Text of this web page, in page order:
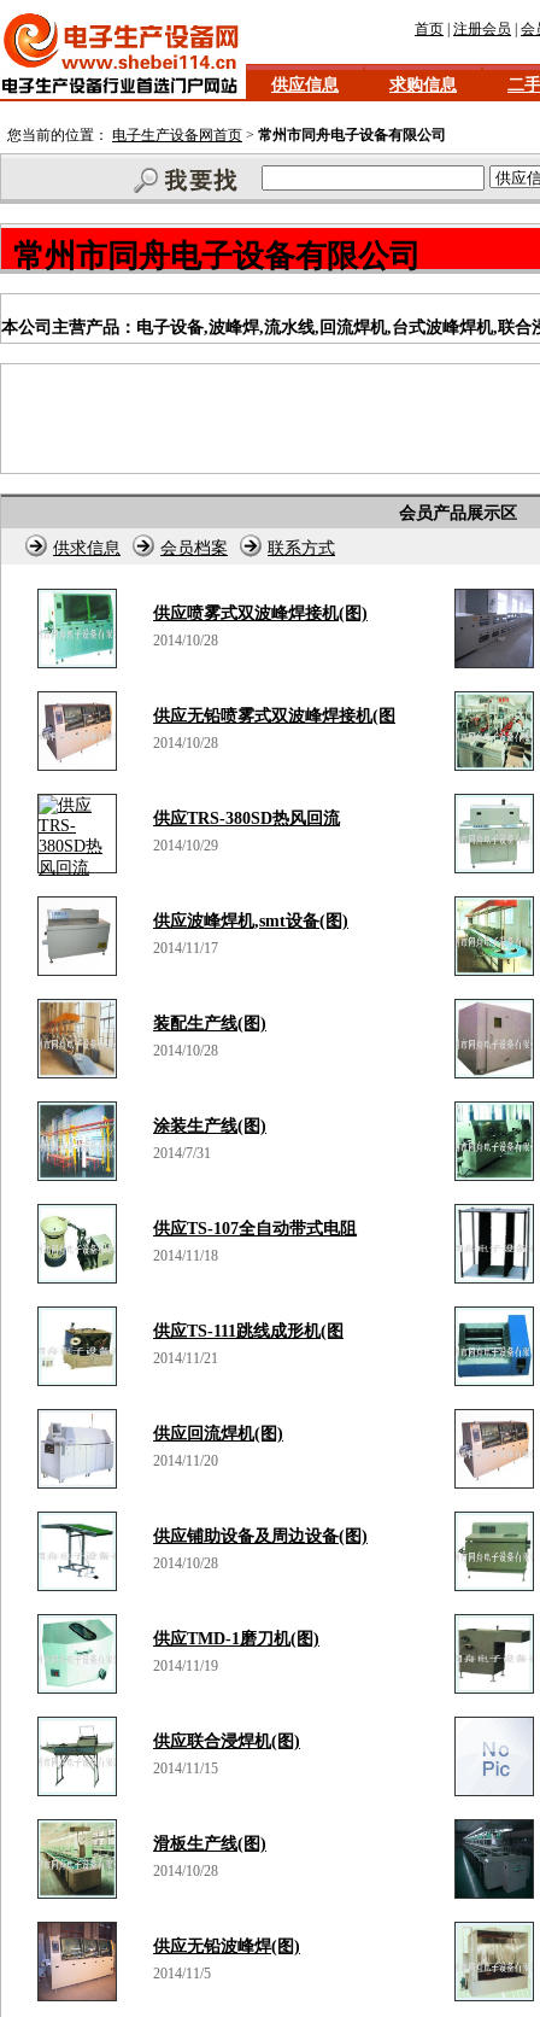
首页 注册会员 会
供应信息 求购信息 二
您当前的位置： 电子生产设备网首页 > 常州市同舟电子设备有限公司
常州市同舟电子设备有限公司
本公司主营产品：电子设备,波峰焊,流水线,回流焊机,台式波峰焊机,联
会员产品展示区
供求信息
会员档案 联系方式
供应喷雾式双波峰焊接机(图)
2014/10/28
供应无铅喷雾式双波峰焊接机(图
2014/10/28
供应TRS-380SD热风回流
2014/10/29
供应波峰焊机,smt设备(图)
2014/11/17
装配生产线(图)
2014/10/28
涂装生产线(图)
2014/7/31
供应TS-107全自动带式电阻
2014/11/18
供应TS-111跳线成形机(图
2014/11/21
供应回流焊机(图)
2014/11/20
供应铺助设备及周边设备(图)
2014/10/28
供应TMD-1磨刀机(图)
2014/11/19
供应联合浸焊机(图)
2014/11/15
滑板生产线(图)
2014/10/28
供应无铅波峰焊(图)
2014/11/5